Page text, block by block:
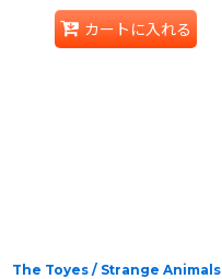
カートに入れる
The Toyes / Strange Animals